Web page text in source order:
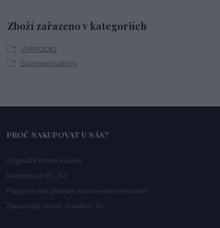
Zboží zařazeno v kategoriích
VÝPRODEJ
Sportovní kalhoty
PROČ NAKUPOVAT U NÁS?
Originální fitness kousky
Doprava od 69,- Kč
Platby on-line platební kartou nebo převodem
Zákaznický servis: emailem, IG